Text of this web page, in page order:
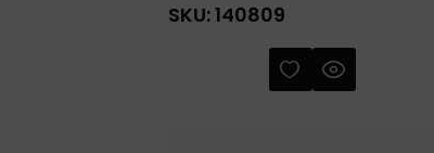
SKU:140809